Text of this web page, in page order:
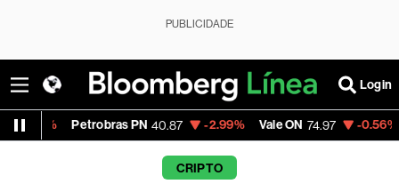
PUBLICIDADE
Login
40.87 -2.99% Vale ON 74.97 -0.56% Itaú PN 40.75
CRIPTO